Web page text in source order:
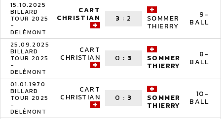
15.10.2025
BILLARD
TOUR 2025
-
DELÉMONT
CART
CHRISTIAN 3 : 2 SOMMER
THIERRY
9-
BALL
25.09.2025
BILLARD
TOUR 2025
-
DELÉMONT
CART
CHRISTIAN 0 : 3 SOMMER
THIERRY
8-
BALL
01.01.1970
BILLARD
TOUR 2025
-
DELÉMONT
CART
CHRISTIAN 0 : 3 SOMMER
THIERRY
10-
BALL